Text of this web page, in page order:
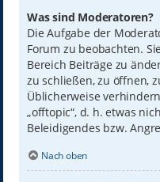
Was sind Moderatoren?
Die Aufgabe der
Forum zu beobachten.
Bereich Beiträge zu
zu schließen, zu öffnen,
Üblicherweise
„offtopic“, d. h. etwas
Beleidigendes bzw.
Nach oben